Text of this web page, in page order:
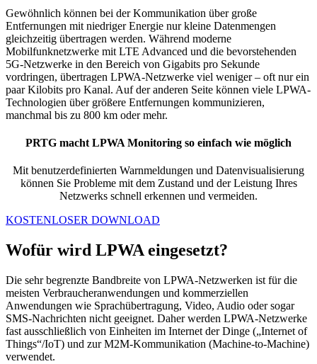
Gewöhnlich können bei der Kommunikation über große
Entfernungen mit niedriger Energie nur kleine Datenmengen
gleichzeitig übertragen werden. Während moderne
Mobilfunknetzwerke mit LTE Advanced und die bevorstehenden
5G-Netzwerke in den Bereich von Gigabits pro Sekunde
vordringen, übertragen LPWA-Netzwerke viel weniger – oft nur ein
paar Kilobits pro Kanal. Auf der anderen Seite können viele LPWA-
Technologien über größere Entfernungen kommunizieren,
manchmal bis zu 800 km oder mehr.
PRTG macht LPWA Monitoring so einfach wie möglich
Mit benutzerdefinierten Warnmeldungen und Datenvisualisierung
können Sie Probleme mit dem Zustand und der Leistung Ihres
Netzwerks schnell erkennen und vermeiden.
KOSTENLOSER DOWNLOAD
Wofür wird LPWA eingesetzt?
Die sehr begrenzte Bandbreite von LPWA-Netzwerken ist für die
meisten Verbraucheranwendungen und kommerziellen
Anwendungen wie Sprachübertragung, Video, Audio oder sogar
SMS-Nachrichten nicht geeignet. Daher werden LPWA-Netzwerke
fast ausschließlich von Einheiten im Internet der Dinge („Internet of
Things“/IoT) und zur M2M-Kommunikation (Machine-to-Machine)
verwendet.